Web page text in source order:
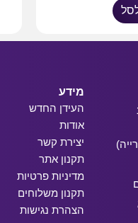
מידע
העידן החדש
אודות
יצירת קשר
תקנון אתר
מדיניות פרטיות
תקנון משלוחים
הצהרת נגישות